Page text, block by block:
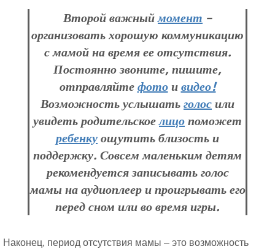
Второй важныймомент –
организовать хорошую коммуникацию
с мамой на время ее отсутствия.
Постоянно звоните, пишите,
отправляйтефотоивидео!
Возможность услышатьголосили
увидеть родительскоелицопоможет
ребенкуощутить близость и
поддержку. Совсем маленьким детям
рекомендуется записывать голос
мамы на аудиоплеер и проигрывать его
перед сном или во время игры.
Наконец, период отсутствия мамы – это возможность